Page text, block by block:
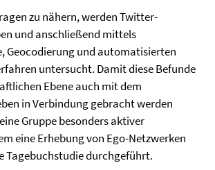
zu nähern, werden Twitter-
und anschließend mittels
Geocodierung und automatisierten
untersucht. Damit diese Befunde
Ebene auch mit dem
in Verbindung gebracht werden
Gruppe besonders aktiver
eine Erhebung von Ego-Netzwerken
Tagebuchstudie durchgeführt.